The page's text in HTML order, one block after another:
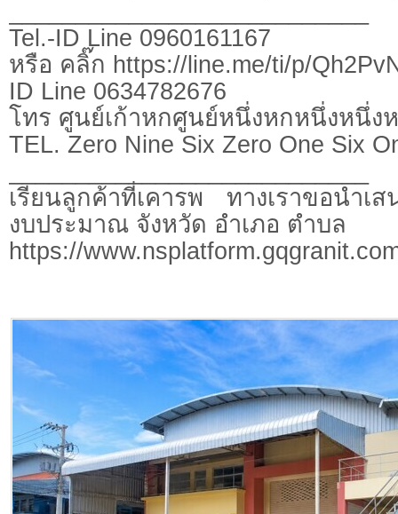
Tel.-ID Line 0960161167
หรือ คลิ๊ก https://line.me/ti/p/
ID Line 0634782676
โทร ศูนย์เก้าหกศูนย์หนึ่งหกหนึ่งหนึ่ง
TEL. Zero Nine Six Zero One Six
เรียนลูกค้าที่เคารพ ทางเราขอนำเ
งบประมาณ จังหวัด อำเภอ ตำบล
https://